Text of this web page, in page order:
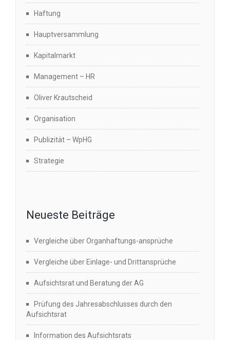
Haftung
Hauptversammlung
Kapitalmarkt
Management – HR
Oliver Krautscheid
Organisation
Publizität – WpHG
Strategie
Neueste Beiträge
Vergleiche über Organhaftungs-ansprüche
Vergleiche über Einlage- und Drittansprüche
Aufsichtsrat und Beratung der AG
Prüfung des Jahresabschlusses durch den
Aufsichtsrat
Information des Aufsichtsrats